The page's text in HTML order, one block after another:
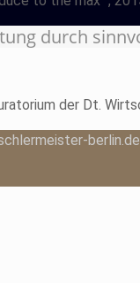
durch
der Dt.
berlin.de